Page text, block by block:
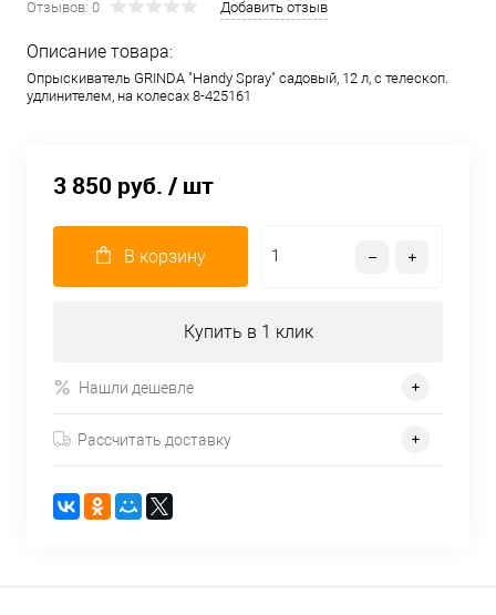
Отзывов: 0 Добавить отзыв
Описание товара:
Опрыскиватель GRINDA "Handy Spray" садовый, 12 л, с телескоп.
удлинителем, на колесах 8-425161
3 850 руб. / шт
В корзину
Купить в 1 клик
Нашли дешевле
Рассчитать доставку